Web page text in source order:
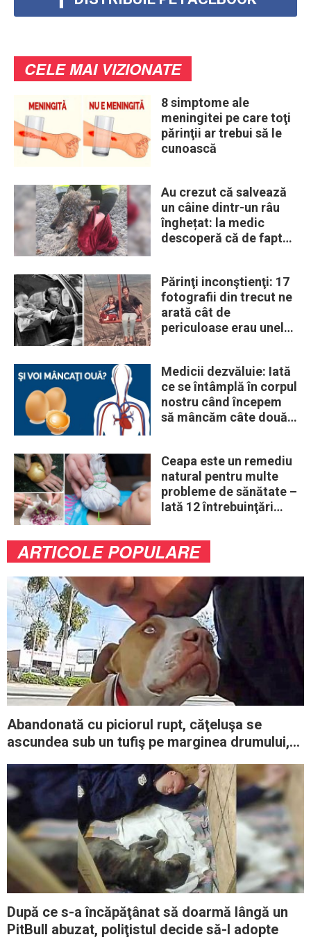
CELE MAI VIZIONATE
8 simptome ale
meningitei pe care toţi
părinţii ar trebui să le
cunoască
Au crezut că salvează
un câine dintr-un râu
înghețat: la medic
descoperă că de fapt
Părinţi inconştienţi: 17
fotografii din trecut ne
arată cât de
periculoase erau unele
Medicii dezvăluie: Iată
ce se întâmplă în corpul
nostru când începem
să mâncăm câte două
Ceapa este un remediu
natural pentru multe
probleme de sănătate –
Iată 12 întrebuinţări
ARTICOLE POPULARE
Abandonată cu piciorul rupt, căţeluşa se
ascundea sub un tufiş pe marginea drumului,
După ce s-a încăpăţânat să doarmă lângă un
PitBull abuzat, poliţistul decide să-l adopte